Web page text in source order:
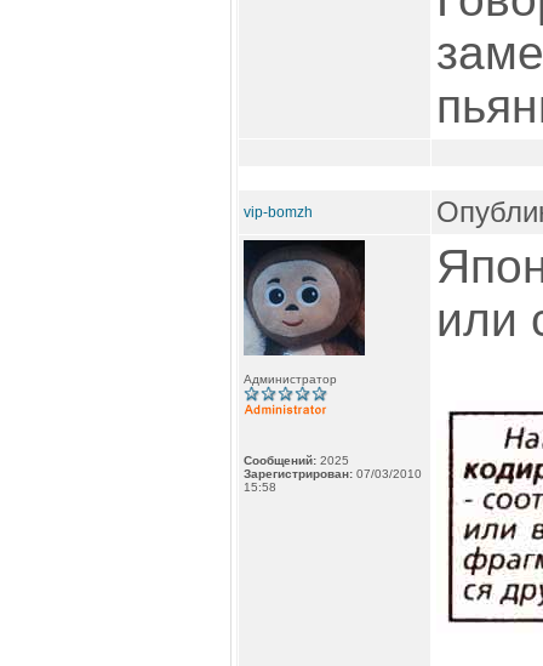
vip-bomzh
Администратор
Сообщений: 2025
Зарегистрирован: 07/03/2010
15:58
или